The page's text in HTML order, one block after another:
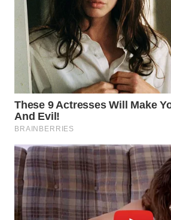
SERDANG
WN
TEBING
TINGGI
WN
PAKPAK
KARAWANG
WN
BEKASI